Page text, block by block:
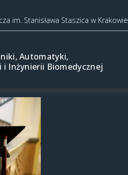
im. Stanisława Staszica w Krakowie
Automatyki,
Inżynierii Biomedycznej